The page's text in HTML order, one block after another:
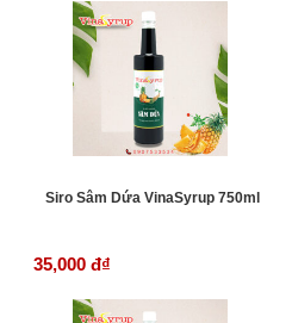
Siro Sâm Dứa VinaSyrup 750ml
35,000 đ₫